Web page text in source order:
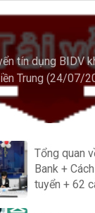
tín dụng BIDV
Trung (24/07/
Tổng quan
Bank +
tuyển + 62